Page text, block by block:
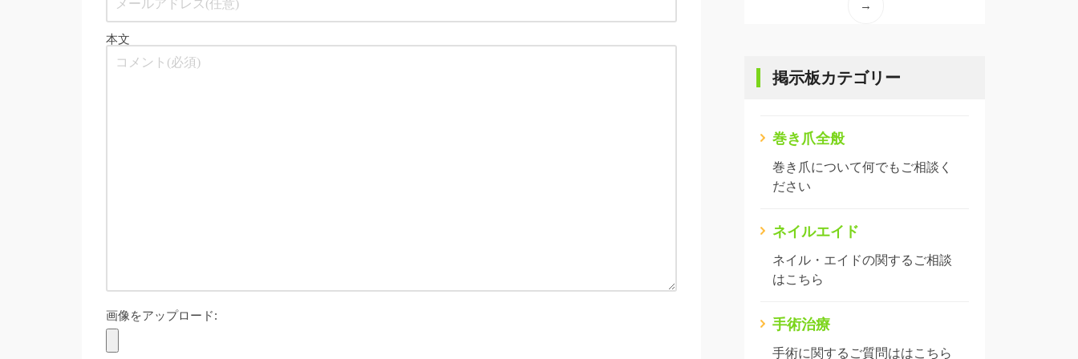
本文
画像をアップロード:
→
掲示板カテゴリー
巻き爪全般
巻き爪について何でもご相談く
ださい
ネイルエイド
ネイル・エイドの関するご相談
はこちら
手術治療
手術に関するご質問ははこちら